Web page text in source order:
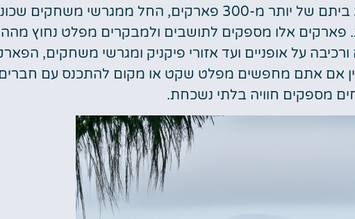
והמגוונים ביותר במדינה. העיר היא ביתם של יותר מ-300 פארקים, החל ממגרשי
פארקים אלו מספקים לתושבים ולמבקרים מפלט נחוץ
על אופניים ועד אזורי פיקניק ומגרשי משחקים,
אם אתם מחפשים מפלט שקט או מקום להתכנס עם חברים
מספקים חוויה בלתי נשכחת.